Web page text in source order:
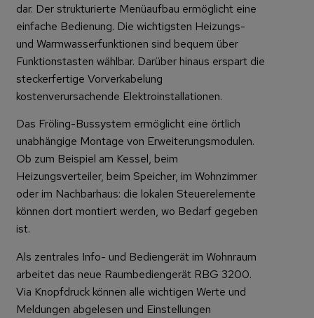
dar. Der strukturierte Menüaufbau ermöglicht eine
einfache Bedienung. Die wichtigsten Heizungs-
und Warmwasserfunktionen sind bequem über
Funktionstasten wählbar. Darüber hinaus erspart die
steckerfertige Vorverkabelung
kostenverursachende Elektroinstallationen.
Das Fröling-Bussystem ermöglicht eine örtlich
unabhängige Montage von Erweiterungsmodulen.
Ob zum Beispiel am Kessel, beim
Heizungsverteiler, beim Speicher, im Wohnzimmer
oder im Nachbarhaus: die lokalen Steuerelemente
können dort montiert werden, wo Bedarf gegeben
ist.
Als zentrales Info- und Bediengerät im Wohnraum
arbeitet das neue Raumbediengerät RBG 3200.
Via Knopfdruck können alle wichtigen Werte und
Meldungen abgelesen und Einstellungen